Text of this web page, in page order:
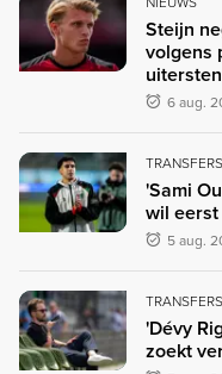
Steijn
volgens
6 aug.
TRANSFERS
'Sami
wil
5 aug.
TRANSFERS
'Dévy
zoekt